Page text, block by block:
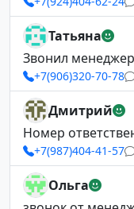
Татьяна
Звонил
+7(906)320-70-78
Дмитрий
Номер
+7(987)404-41-57
Ольга